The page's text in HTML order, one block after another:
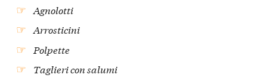
Agnolotti
Arrosticini
Polpette
Taglieri con salumi